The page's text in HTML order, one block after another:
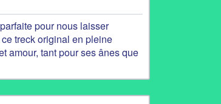
pour nous laisser
treck original en pleine
amour, tant pour ses ânes que